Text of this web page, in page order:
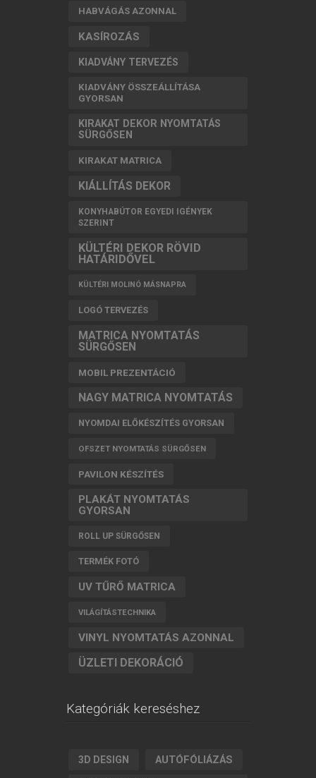
HABVÁGÁS AZONNAL
KASÍROZÁS
KIADVÁNY TERVEZÉS
KIADVÁNY ÖSSZEÁLLÍTÁSA
GYORSAN
KIRAKAT DEKOR NYOMTATÁS
SÜRGŐSEN
KIRAKAT MATRICA
KIÁLLÍTÁS DEKOR
KONYHABÚTOR EGYEDI IGÉNYEK
SZERINT
KÜLTÉRI DEKOR RÖVID
HATÁRIDŐVEL
KÜLTÉRI MOLINÓ MÁSNAPRA
LOGÓ TERVEZÉS
MATRICA NYOMTATÁS
SÜRGŐSEN
MOBIL PREZENTÁCIÓ
NAGY MATRICA NYOMTATÁS
NYOMDAI ELŐKÉSZÍTÉS GYORSAN
OFSZET NYOMTATÁS SÜRGŐSEN
PAVILON KÉSZÍTÉS
PLAKÁT NYOMTATÁS
GYORSAN
ROLL UP SÜRGŐSEN
TERMÉK FOTÓ
UV TŰRŐ MATRICA
VILÁGÍTÁSTECHNIKA
VINYL NYOMTATÁS AZONNAL
ÜZLETI DEKORÁCIÓ
Kategóriák kereséshez
3D DESIGN AUTÓFÓLIÁZÁS